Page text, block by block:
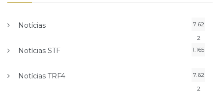
Notícias
7.62
2
Notícias STF 1.165
Notícias TRF4
7.62
2